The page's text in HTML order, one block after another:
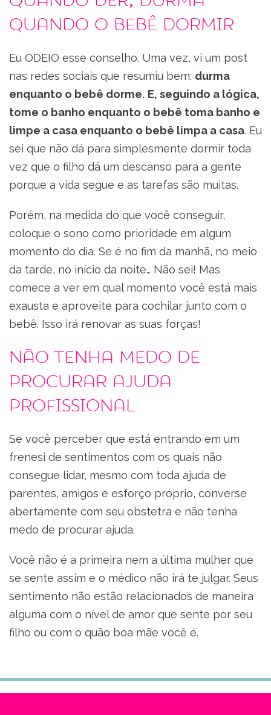
quando o bebê dormir
Eu ODEIO esse conselho. Uma vez, vi um post
nas redes sociais que resumiu bem: durma
enquanto o bebê dorme. E, seguindo a lógica,
tome o banho enquanto o bebê toma banho e
limpe a casa enquanto o bebê limpa a casa. Eu
sei que não dá para simplesmente dormir toda
vez que o filho dá um descanso para a gente
porque a vida segue e as tarefas são muitas.
Porém, na medida do que você conseguir,
coloque o sono como prioridade em algum
momento do dia. Se é no fim da manhã, no meio
da tarde, no início da noite… Não sei! Mas
comece a ver em qual momento você está mais
exausta e aproveite para cochilar junto com o
bebê. Isso irá renovar as suas forças!
Não tenha medo de
procurar ajuda
profissional
Se você perceber que está entrando em um
frenesi de sentimentos com os quais não
consegue lidar, mesmo com toda ajuda de
parentes, amigos e esforço próprio, converse
abertamente com seu obstetra e não tenha
medo de procurar ajuda.
Você não é a primeira nem a última mulher que
se sente assim e o médico não irá te julgar. Seus
sentimento não estão relacionados de maneira
alguma com o nível de amor que sente por seu
filho ou com o quão boa mãe você é.